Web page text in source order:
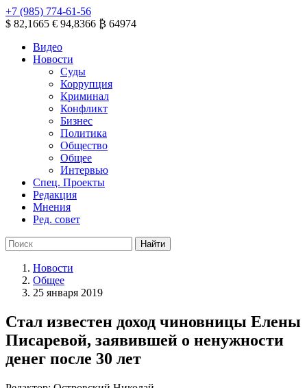
+7 (985) 774-61-56
$ 82,1665 € 94,8366 ₿ 64974
Видео
Новости
Суды
Коррупция
Криминал
Конфликт
Бизнес
Политика
Общество
Общее
Интервью
Спец. Проекты
Редакция
Мнения
Ред. совет
Новости
Общее
25 января 2019
Стал известен доход чиновницы Елены
Писаревой, заявившей о ненужности
денег после 30 лет